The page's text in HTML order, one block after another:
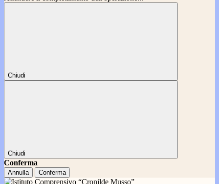
Chiudi
Chiudi
Conferma
Annulla Conferma